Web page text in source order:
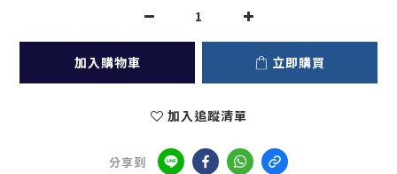
加入購物車 立即購買
加入追蹤清單
分享到